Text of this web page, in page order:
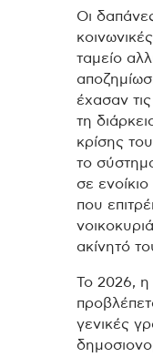
Οι
ταμείο
έχασαν
τη
κρίσης
το
σε
που
ακίνητό
Το 2026, η
γενικές